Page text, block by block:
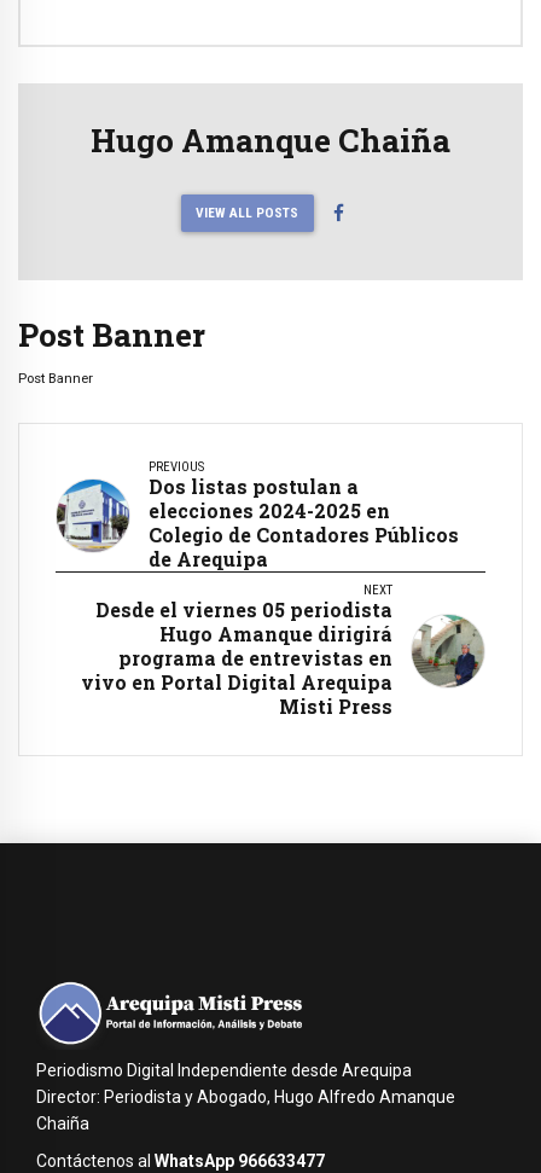
Hugo Amanque Chaiña
VIEW ALL POSTS
Post Banner
Post Banner
PREVIOUS
Dos listas postulan a
elecciones 2024-2025 en
Colegio de Contadores Públicos
de Arequipa
NEXT
Desde el viernes 05 periodista
Hugo Amanque dirigirá
programa de entrevistas en
vivo en Portal Digital Arequipa
Misti Press
Periodismo Digital Independiente desde Arequipa
Director: Periodista y Abogado, Hugo Alfredo Amanque
Chaiña
Contáctenos al WhatsApp 966633477